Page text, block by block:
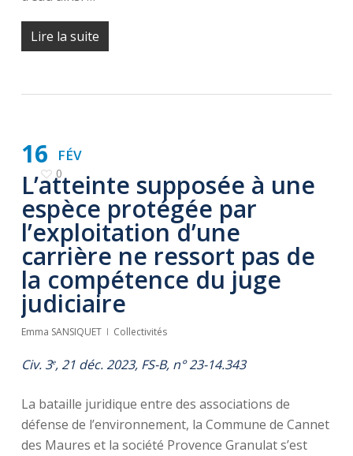
Lire la suite
FÉV
16
0
L’atteinte supposée à une
espèce protégée par
l’exploitation d’une
carrière ne ressort pas de
la compétence du juge
judiciaire
Emma SANSIQUET Collectivités
Civ. 3e, 21 déc. 2023, FS-B, n° 23-14.343
La bataille juridique entre des associations de
défense de l’environnement, la Commune de Cannet
des Maures et la société Provence Granulat s’est